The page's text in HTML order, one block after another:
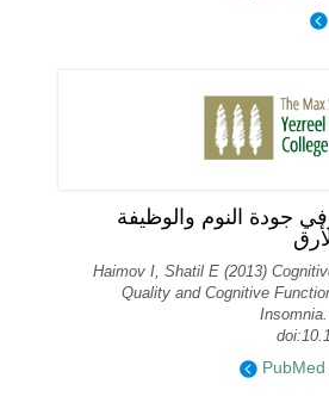
جودة النوم والوظيفة
Haimov I, Shatil E (2013)
Quality and Cognitive